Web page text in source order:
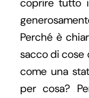
coprire tutto
Perché è
sacco di cose
come una
per cosa?